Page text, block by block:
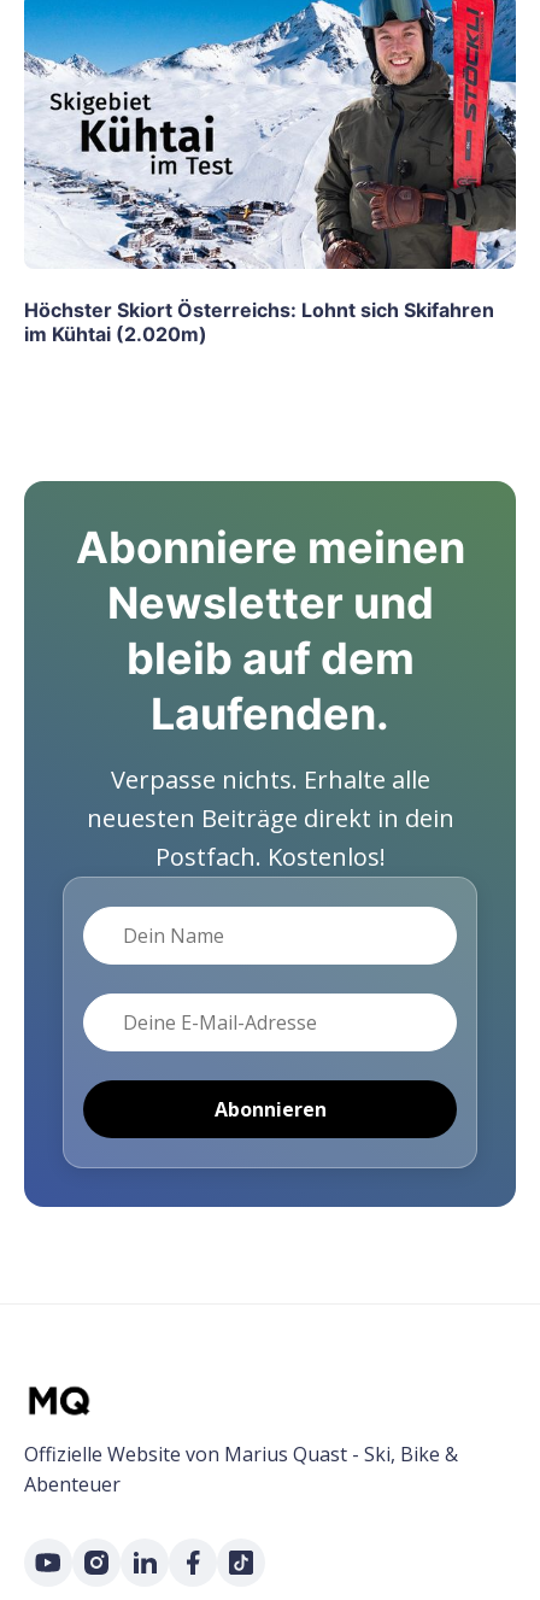
Höchster Skiort Österreichs: Lohnt sich Skifahren
im Kühtai (2.020m)
Abonniere meinen
Newsletter und
bleib auf dem
Laufenden.
Verpasse nichts. Erhalte alle
neuesten Beiträge direkt in dein
Postfach. Kostenlos!
Name
E-Mail
Abonnieren
Offizielle Website von Marius Quast - Ski, Bike &
Abenteuer